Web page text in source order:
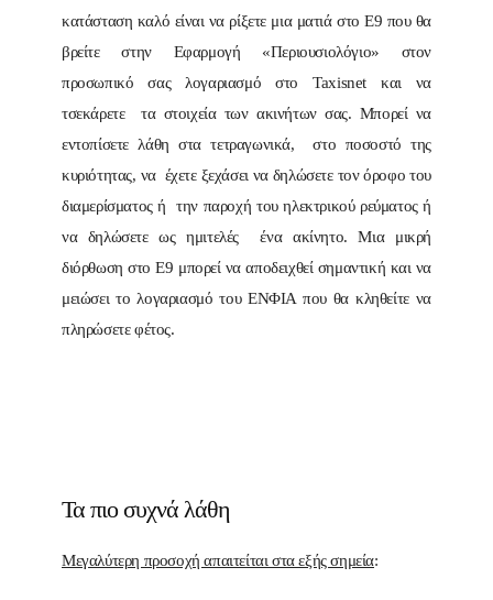
κατάσταση καλό είναι να ρίξετε μια ματιά στο Ε9 που θα
βρείτε στην Εφαρμογή «Περιουσιολόγιο» στον
προσωπικό σας λογαριασμό στο Taxisnet και να
τσεκάρετε τα στοιχεία των ακινήτων σας. Μπορεί να
εντοπίσετε λάθη στα τετραγωνικά, στο ποσοστό της
κυριότητας, να έχετε ξεχάσει να δηλώσετε τον όροφο του
διαμερίσματος ή την παροχή του ηλεκτρικού ρεύματος ή
να δηλώσετε ως ημιτελές ένα ακίνητο. Μια μικρή
διόρθωση στο Ε9 μπορεί να αποδειχθεί σημαντική και να
μειώσει το λογαριασμό του ΕΝΦΙΑ που θα κληθείτε να
πληρώσετε φέτος.
Τα πιο συχνά λάθη
Μεγαλύτερη προσοχή απαιτείται στα εξής σημεία: